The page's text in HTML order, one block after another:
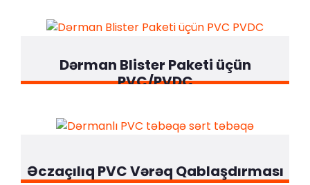
Dərman Blister Paketi üçün
PVC/PVDC
Əczaçılıq PVC Vərəq Qablaşdırması